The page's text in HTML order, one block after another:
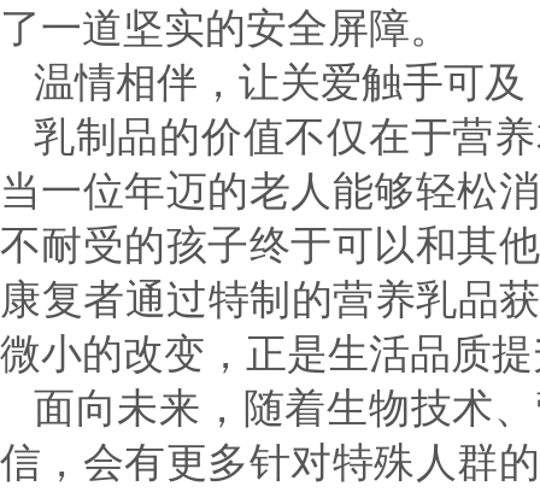
了一道坚实的安全屏障。
温情相伴，让关爱触手可及
乳制品的价值不仅在于营
当一位年迈的老人能够轻松
不耐受的孩子终于可以和其
康复者通过特制的营养乳品
微小的改变，正是生活品质
面向未来，随着生物技术
信，会有更多针对特殊人群